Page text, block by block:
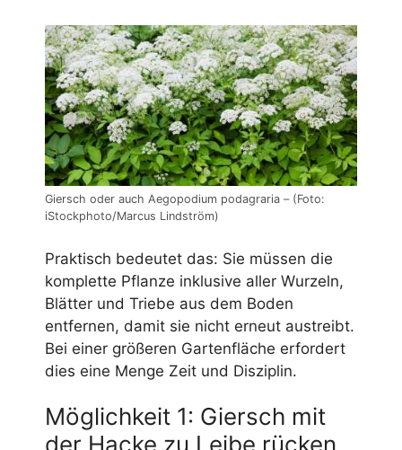
Giersch oder auch Aegopodium podagraria – (Foto:
iStockphoto/Marcus Lindström)
Praktisch bedeutet das: Sie müssen die
komplette Pflanze inklusive aller Wurzeln,
Blätter und Triebe aus dem Boden
entfernen, damit sie nicht erneut austreibt.
Bei einer größeren Gartenfläche erfordert
dies eine Menge Zeit und Disziplin.
Möglichkeit 1: Giersch mit
der Hacke zu Leibe rücken